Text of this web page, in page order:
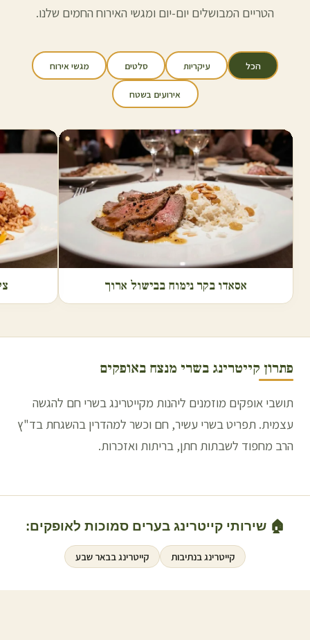
הטריים המבושלים יום-יום ומגשי האירוח החמים שלנו.
הכל עיקריות סלטים מגשי אירוח
אירועים בשטח
אסאדו בקר נימוח בבישול ארוך
פתרון קייטרינג בשרי מנצח באופקים
תושבי אופקים מוזמנים ליהנות מקייטרינג בשרי חם להגשה
עצמית. תפריט בשרי עשיר, חם וכשר למהדרין בהשגחת בד"ץ
הרב מחפוד לשבתות חתן, בריתות ואזכרות.
🏠 שירותי קייטרינג בערים סמוכות לאופקים:
קייטרינג בנתיבות קייטרינג בבאר שבע